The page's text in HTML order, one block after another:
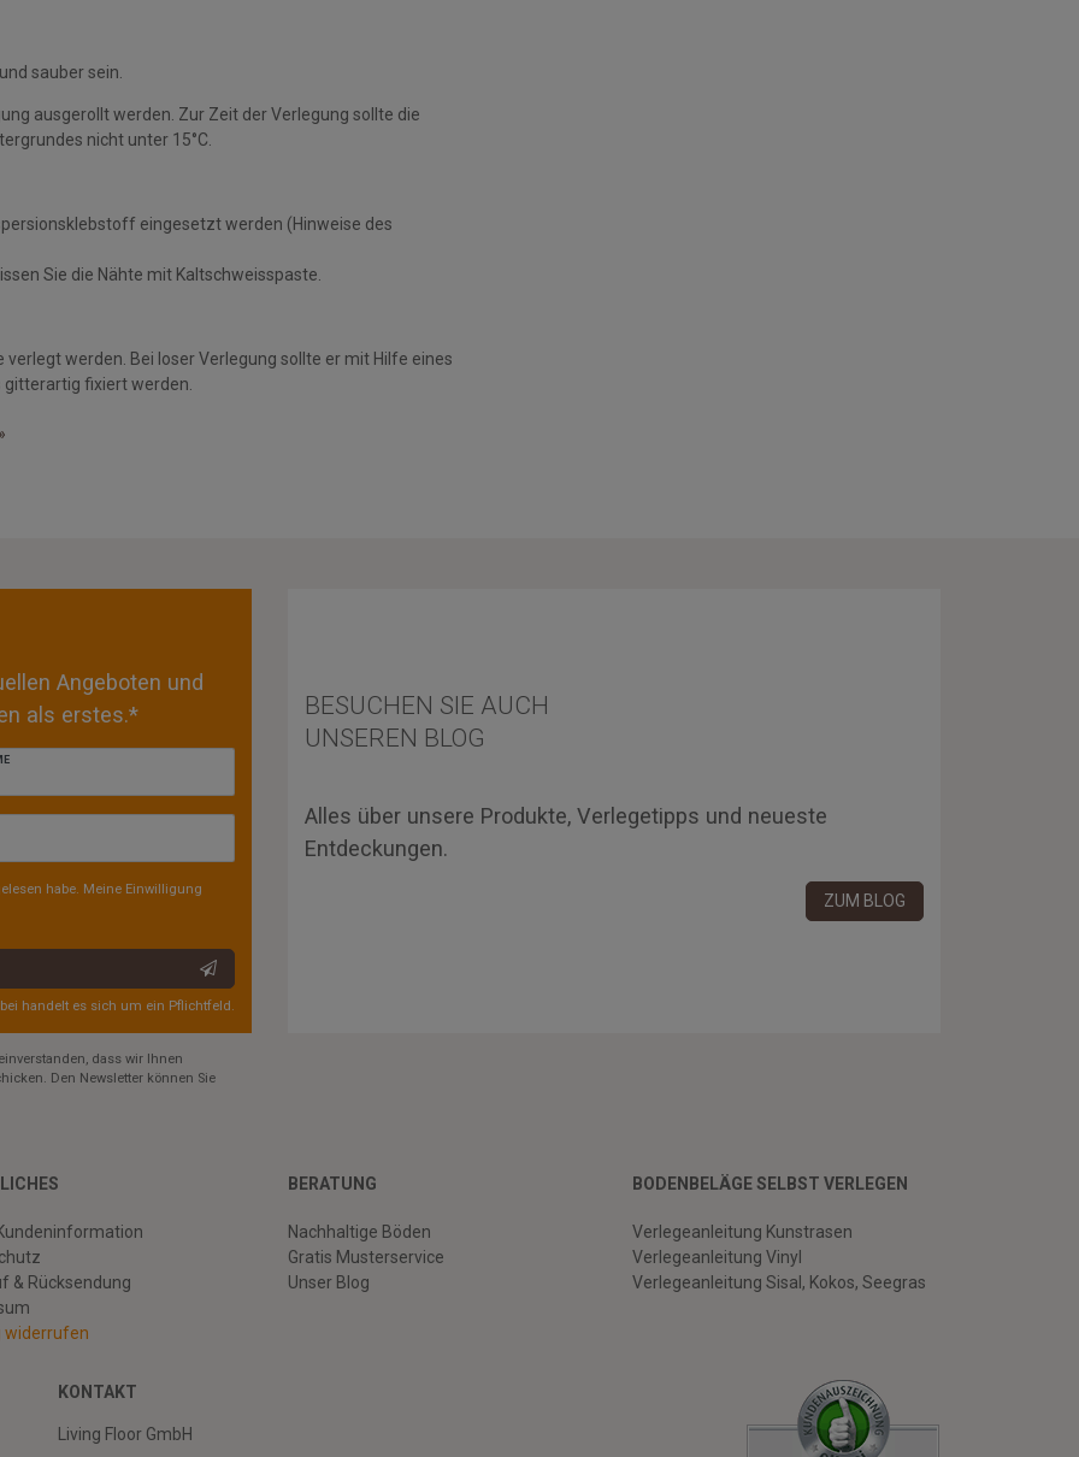
sauber sein.
ausgerollt werden. Zur Zeit der Verlegung sollte die
nicht unter 15°C.
eingesetzt werden (Hinweise des
Sie die Nähte mit Kaltschweisspaste.
werden. Bei loser Verlegung sollte er mit Hilfe eines
gitterartig fixiert werden.
Angeboten und
als erstes.*
habe. Meine Einwilligung
handelt es sich um ein Pflichtfeld.
BESUCHEN SIE AUCH
UNSEREN BLOG
Alles über unsere Produkte, Verlegetipps und neueste
Entdeckungen.
ZUM BLOG
dass wir Ihnen
Den Newsletter können Sie
& Rücksendung
widerrufen
BERATUNG
Nachhaltige Böden
Gratis Musterservice
Unser Blog
BODENBELÄGE SELBST VERLEGEN
Verlegeanleitung Kunstrasen
Verlegeanleitung Vinyl
Verlegeanleitung Sisal, Kokos, Seegras
KONTAKT
Living Floor GmbH